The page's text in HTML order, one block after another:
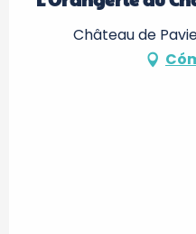
Château de